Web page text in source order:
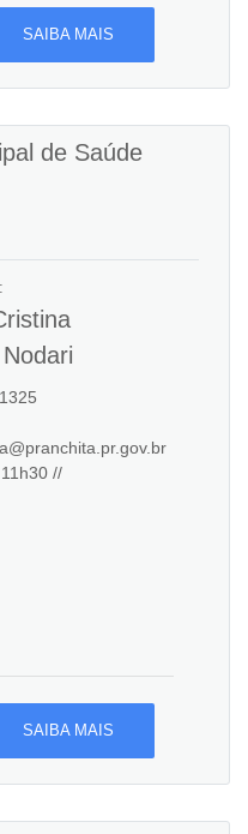
SAIBA MAIS
de Saúde
//
SAIBA MAIS